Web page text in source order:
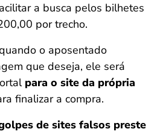
a busca pelos bilhetes
por trecho.
o aposentado
que deseja, ele será
para o site da própria
finalizar a compra.
de sites falsos preste